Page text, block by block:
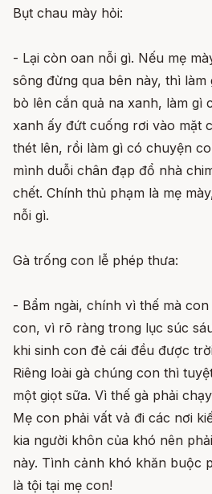
Bụt chau mày hỏi:
- Lại còn oan nỗi gì. Nếu mẹ
sông đừng qua bên này, thì
bò lên cắn quả na xanh, làm gì
xanh ấy đứt cuống rơi vào mặt
thét lên, rồi làm gì có chuyện
mình duỗi chân đạp đổ nhà
chết. Chính thủ phạm là mẹ
nỗi gì.
Gà trống con lễ phép thưa:
- Bẩm ngài, chính vì thế mà
con, vì rõ ràng trong lục súc
khi sinh con đẻ cái đều được
Riêng loài gà chúng con thì
một giọt sữa. Vì thế gà phải
Mẹ con phải vất vả đi các nơi
kia người khôn của khó nên
này. Tình cảnh khó khăn buộc
là tội tại mẹ con!